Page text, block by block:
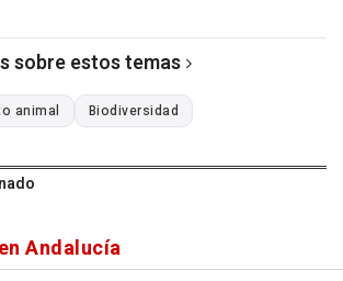
sobre estos temas
animal Biodiversidad
Andalucía